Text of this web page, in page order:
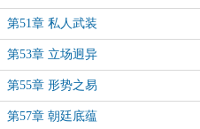
第51章 私人武装
第53章 立场迥异
第55章 形势之易
第57章 朝廷底蕴